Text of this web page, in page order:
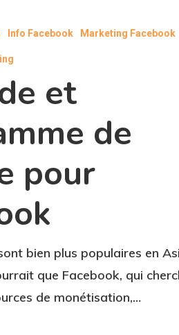
Info Facebook Marketing Facebook
et
de
pour
bien plus populaires en
que Facebook, qui
de monétisation,…